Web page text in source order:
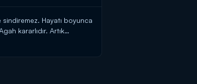
Hayatı boyunca
kararlıdır. Artık
sonra alır. Agah'ı